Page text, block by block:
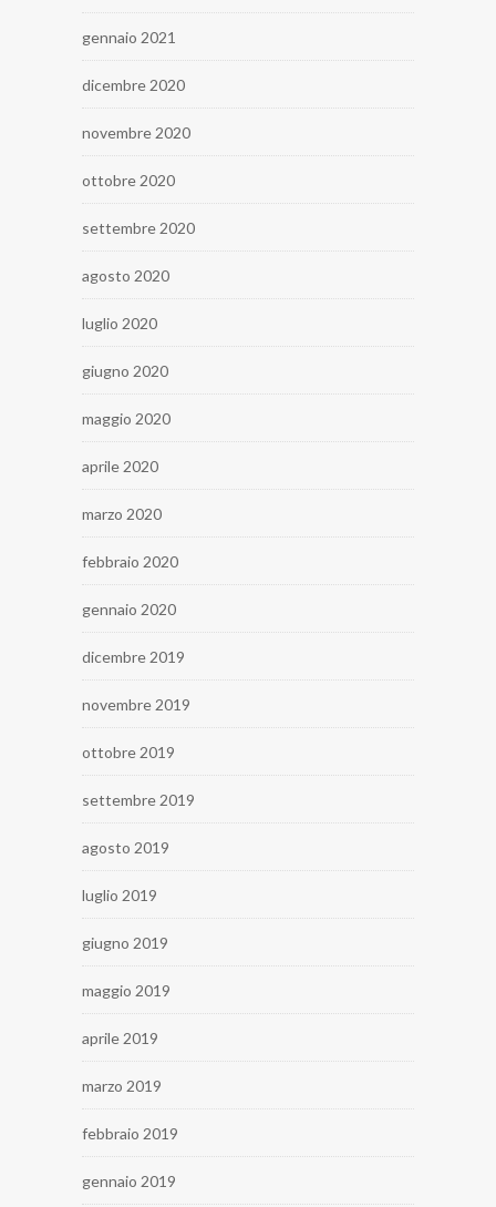
gennaio 2021
dicembre 2020
novembre 2020
ottobre 2020
settembre 2020
agosto 2020
luglio 2020
giugno 2020
maggio 2020
aprile 2020
marzo 2020
febbraio 2020
gennaio 2020
dicembre 2019
novembre 2019
ottobre 2019
settembre 2019
agosto 2019
luglio 2019
giugno 2019
maggio 2019
aprile 2019
marzo 2019
febbraio 2019
gennaio 2019